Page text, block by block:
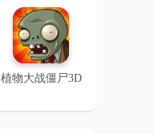
植物大战僵尸3D